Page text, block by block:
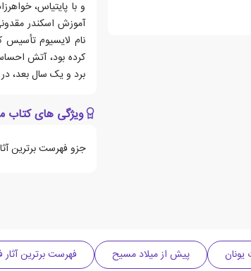
کرده بود، آتش
برد و یک سال بعد، در 62 سالگی، درگذشت.
ویژگی های کتاب
جزو فهرست برترین
یونان پیش از میلاد مسیح فهرست برترین